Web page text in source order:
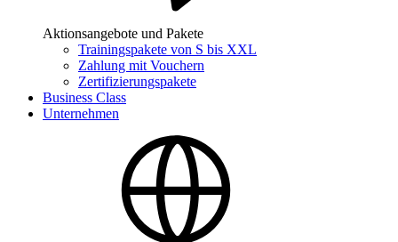
Aktionsangebote und Pakete
Trainingspakete von S bis XXL
Zahlung mit Vouchern
Zertifizierungspakete
Business Class
Unternehmen